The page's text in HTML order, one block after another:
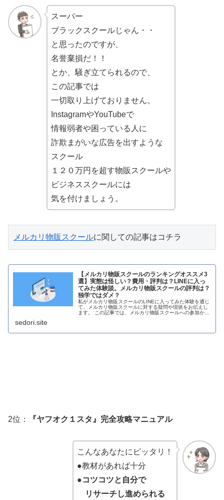
スーパー
ブラックスクールじゃん・・
と思ったのですが、
名誉棄損だ！！
とか、騒ぎ立てられるので、
この記事では
一切取り上げておりません。
InstagramやYouTubeで
情報弱者や困っている人に
詐欺まがいな広告を出すような
スクール
１２０万円を超す物販スクールや
ビジネススクールには
気を付けましょう。
メルカリ物販スクールに関しての記事はコチラ
【メルカリ物販スクールのランキングオススメ3
選】実態は怪しい？費用・評判は？LINEに入っ
てみた体験談。メルカリ物販スクールの評判は？
独学ではダメ？
私がメルカリ物販スクールのLINEに入ってみた体験を通じ
て、メルカリ物販スクールに対する疑問や現状をお伝えし
ます。 この記事では、メルカリ物販スクールへの参加から
sedori.site
2位： 『ヤフオク１スタ』完全攻略マニュアル
こんなあなたにピッタリ！
●教材があれば十分
●コツコツと自分で
リサーチし進められる